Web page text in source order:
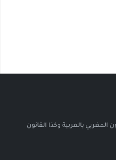
المغربي بالعربية وكذا القانون